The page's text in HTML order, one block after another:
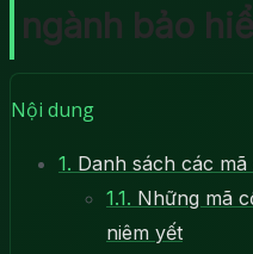
ngành bảo
Nội dung
1. Danh sách các
1.1. Những mã
niêm yết